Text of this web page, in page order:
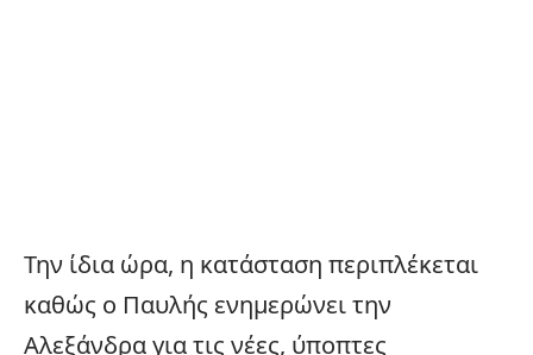
Την ίδια ώρα, η κατάσταση περιπλέκεται
καθώς ο Παυλής ενημερώνει την
Αλεξάνδρα για τις νέες, ύποπτες